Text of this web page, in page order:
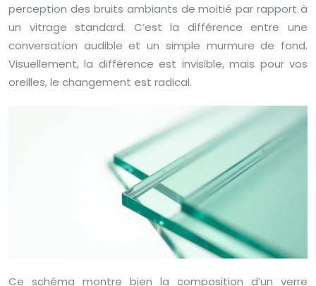
perception des bruits ambiants de moitié par rapport à
un vitrage standard. C’est la différence entre une
conversation audible et un simple murmure de fond.
Visuellement, la différence est invisible, mais pour vos
oreilles, le changement est radical.
Ce schéma montre bien la composition d’un verre